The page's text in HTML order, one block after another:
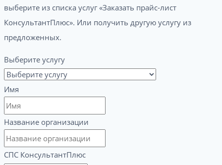
выберите из списка услуг «Заказать прайс-лист
КонсультантПлюс». Или получить другую услугу из
предложенных.
Выберите услугу
Имя
Название организации
СПС КонсультантПлюс